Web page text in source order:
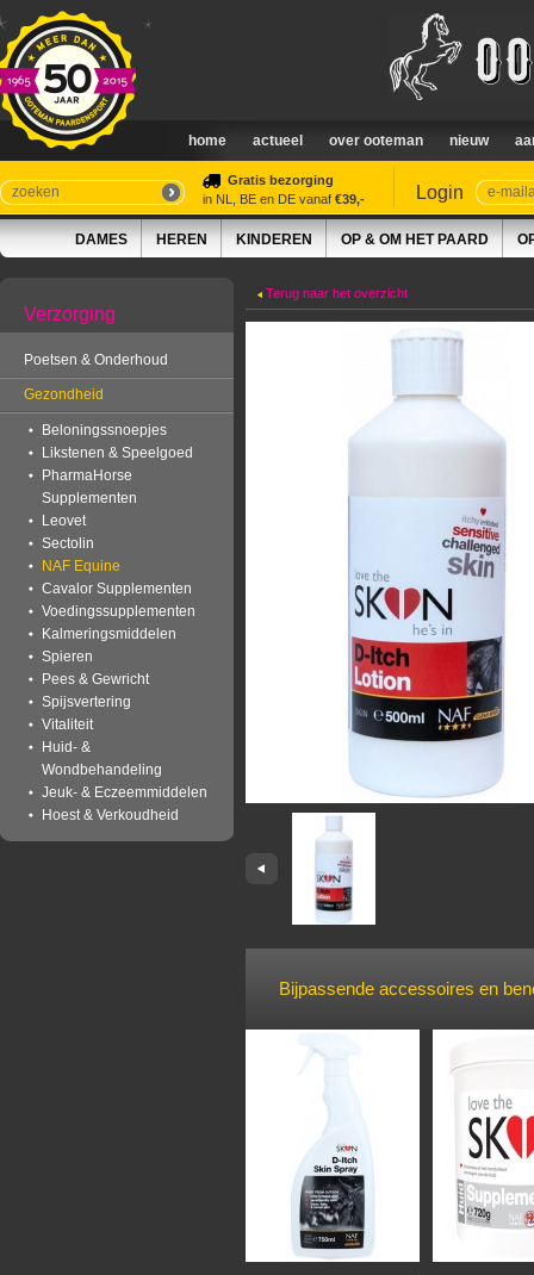
home actueel over ooteman nieuw
Gratis bezorging
in NL, BE en DE vanaf €39,- Login
DAMES HEREN KINDEREN OP & OM HET PAARD
Verzorging
Poetsen & Onderhoud
Gezondheid
Beloningssnoepjes
Likstenen & Speelgoed
PharmaHorse
Supplementen
Leovet
Sectolin
NAF Equine
Cavalor Supplementen
Voedingssupplementen
Kalmeringsmiddelen
Spieren
Pees & Gewricht
Spijsvertering
Vitaliteit
Huid- &
Wondbehandeling
Jeuk- & Eczeemmiddelen
Hoest & Verkoudheid
Terug naar het overzicht
Bijpassende accessoires en